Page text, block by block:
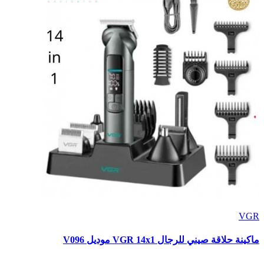
VGR
ماكينة حلاقة صيني للرجال VGR 14x1 موديل V096